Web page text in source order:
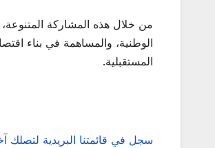
من خلال هذه المشاركة
الوطنية، والمساهمة في بناء
المستقبلية.
سجل في قائمتنا البريدية لتصلك